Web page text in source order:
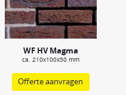
WF HV Magma
ca. 210x100x50 mm
Offerte aanvragen